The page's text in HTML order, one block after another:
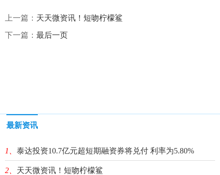
上一篇： 天天微资讯！短吻柠檬鲨
下一篇： 最后一页
最新资讯
1、 泰达投资10.7亿元超短期融资券将兑付 利率为5.80%
2、 天天微资讯！短吻柠檬鲨